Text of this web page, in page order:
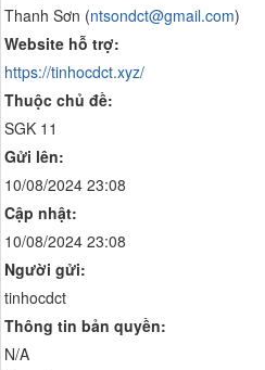
Thanh Sơn (ntsondct@gmail.com)
Website hỗ trợ:
https://tinhocdct.xyz/
Thuộc chủ đề:
SGK 11
Gửi lên:
10/08/2024 23:08
Cập nhật:
10/08/2024 23:08
Người gửi:
tinhocdct
Thông tin bản quyền:
N/A